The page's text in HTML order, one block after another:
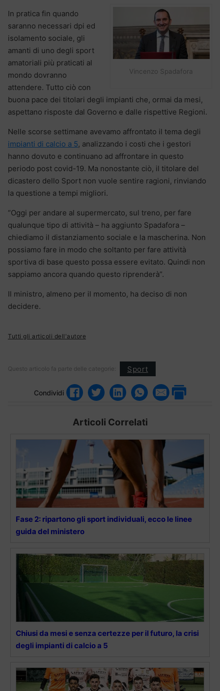
Vincenzo Spadafora
In pratica fin quando
saranno necessari dpi ed
isolamento sociale, gli
amanti di uno degli sport
amatoriali più praticati al
mondo dovranno
attendere. Tutto ciò con
buona pace dei titolari degli impianti che, ormai da mesi,
aspettano risposte dal Governo e dalle rispettive Regioni.
Nelle scorse settimane avevamo affrontato il tema degli
impianti di calcio a 5, analizzando i costi che i gestori
hanno dovuto e continuano ad affrontare in questo
periodo post covid-19. Ma nonostante ciò, il titolare del
dicastero dello Sport non vuole sentire ragioni, rinviando
la questione a tempi migliori.
“Oggi per andare al supermercato, sul treno, per fare
qualunque tipo di attività – ha aggiunto Spadafora –
chiediamo il distanziamento sociale e la mascherina. Non
possiamo fare in modo che soltanto per fare attività
sportiva di base questo possa essere evitato. Quindi non
sappiamo ancora quando questo riprenderà”.
Il ministro, almeno per il momento, ha deciso di non
decidere.
Tutti gli articoli dell'autore
Questo articolo fa parte delle categorie: Sport
Condividi
Articoli Correlati
Fase 2: ripartono gli sport individuali, ecco le linee
guida del ministero
Chiusi da mesi e senza certezze per il futuro, la crisi
degli impianti di calcio a 5